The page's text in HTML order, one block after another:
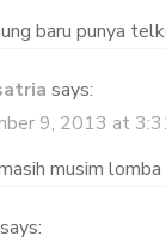
baru punya
says:
9, 2013 at
musim
says: